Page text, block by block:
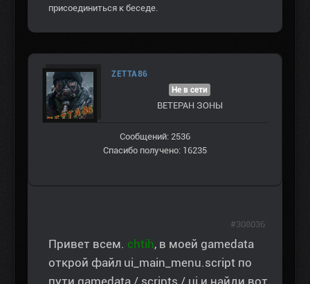
присоединиться к беседе.
ZETTA86
Не в сети
ВЕТЕРАН ЗOНЫ
Сообщений: 2536
Спасибо получено: 16235
Привет всем. chtih, в моей gamedata
открой файл ui_main_menu.script по
пути gamedata / scripts / ui и найди вот
#308036